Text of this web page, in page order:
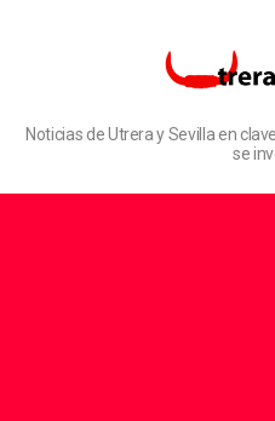
Noticias de Utrera y Sevilla en
se